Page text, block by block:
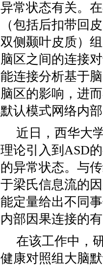
异常状态有关。
（包括后扣带回
双侧颞叶皮质）
脑区之间的连接
能连接分析基于
脑区的影响，进
默认模式网络内
近日，西华大
理论引入到 ASD
的异常状态。与
于梁氏信息流的
能定量给出不同
内部因果连接的
在该工作中，
健康对照组大脑